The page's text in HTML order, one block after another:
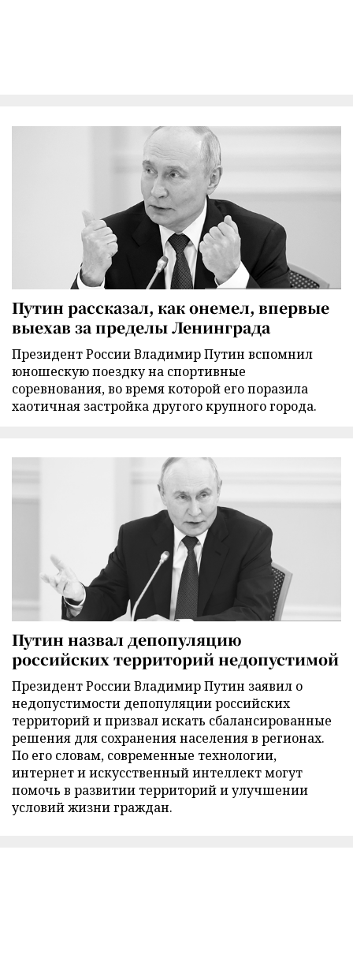
Путин рассказал, как онемел, впервые
выехав за пределы Ленинграда
Президент России Владимир Путин вспомнил
юношескую поездку на спортивные
соревнования, во время которой его поразила
хаотичная застройка другого крупного города.
Путин назвал депопуляцию
российских территорий недопустимой
Президент России Владимир Путин заявил о
недопустимости депопуляции российских
территорий и призвал искать сбалансированные
решения для сохранения населения в регионах.
По его словам, современные технологии,
интернет и искусственный интеллект могут
помочь в развитии территорий и улучшении
условий жизни граждан.